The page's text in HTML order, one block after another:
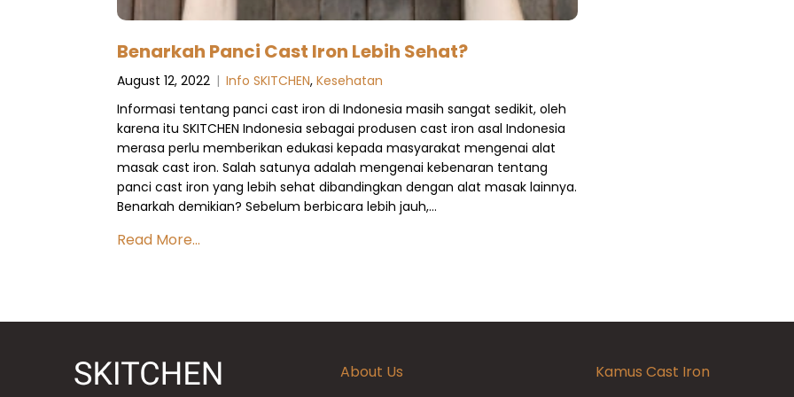
Benarkah Panci Cast Iron Lebih Sehat?
August 12, 2022 | Info SKITCHEN, Kesehatan
Informasi tentang panci cast iron di Indonesia masih sangat sedikit, oleh
karena itu SKITCHEN Indonesia sebagai produsen cast iron asal Indonesia
merasa perlu memberikan edukasi kepada masyarakat mengenai alat
masak cast iron. Salah satunya adalah mengenai kebenaran tentang
panci cast iron yang lebih sehat dibandingkan dengan alat masak lainnya.
Benarkah demikian? Sebelum berbicara lebih jauh,…
Read More...
About Us
Kamus Cast Iron